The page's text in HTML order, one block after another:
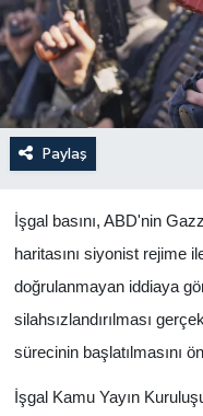
Paylaş
İşgal basını, ABD'nin
haritasını siyonist rejime
doğrulanmayan iddiaya
silahsızlandırılması
sürecinin başlatılmasını
İşgal Kamu Yayın